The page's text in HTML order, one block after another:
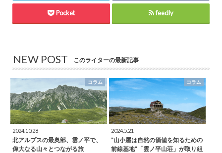
Pocket feedly
NEW POST このライターの最新記事
コラム
2024.10.28
北アルプスの最奥部、雲ノ平で、
偉大なる山々とつながる旅
コラム
2024.5.21
”山小屋は自然の価値を知るための
前線基地”「雲ノ平山荘」が取り組